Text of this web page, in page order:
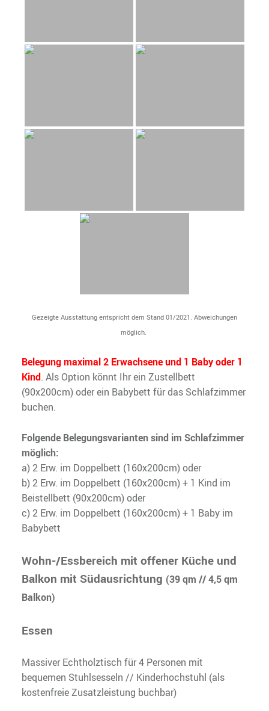
Gezeigte Ausstattung entspricht dem Stand 01/2021. Abweichungen
möglich.
Belegung maximal 2 Erwachsene und 1 Baby oder 1
Kind. Als Option könnt Ihr ein Zustellbett
(90x200cm) oder ein Babybett für das Schlafzimmer
buchen.
Folgende Belegungsvarianten sind im Schlafzimmer
möglich:
a) 2 Erw. im Doppelbett (160x200cm) oder
b) 2 Erw. im Doppelbett (160x200cm) + 1 Kind im
Beistellbett (90x200cm) oder
c) 2 Erw. im Doppelbett (160x200cm) + 1 Baby im
Babybett
Wohn-/Essbereich mit offener Küche und
Balkon mit Südausrichtung (39 qm // 4,5 qm
Balkon)
Essen
Massiver Echtholztisch für 4 Personen mit
bequemen Stuhlsesseln // Kinderhochstuhl (als
kostenfreie Zusatzleistung buchbar)